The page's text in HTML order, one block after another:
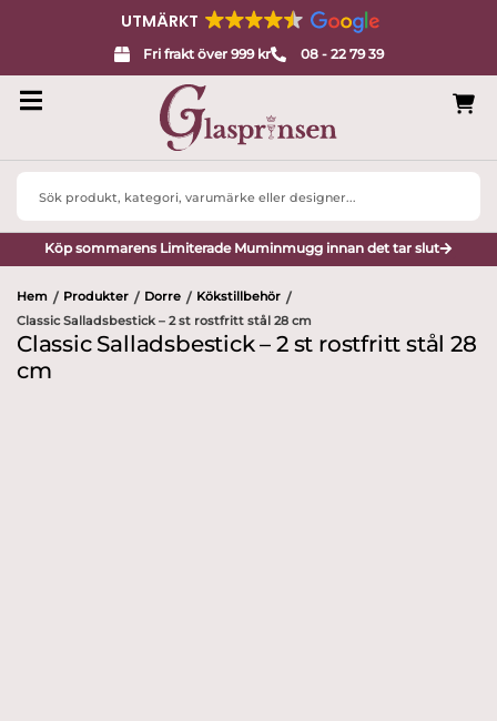
UTMÄRKT
Fri frakt över 999 kr 08 - 22 79 39
Search
Köp sommarens Limiterade Muminmugg innan det tar slut
Hem / Produkter / Dorre / Kökstillbehör /
Classic Salladsbestick – 2 st rostfritt stål 28 cm
Classic Salladsbestick – 2 st rostfritt stål 28
cm